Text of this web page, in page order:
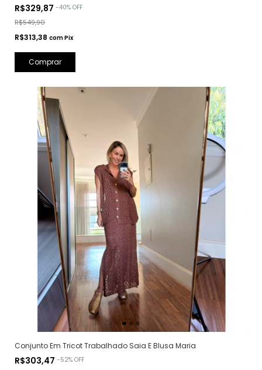
R$329,87 -40% OFF
R$549,90
R$313,38 comPix
Comprar
Conjunto Em Tricot Trabalhado Saia E Blusa Maria
R$303,47 -52% OFF